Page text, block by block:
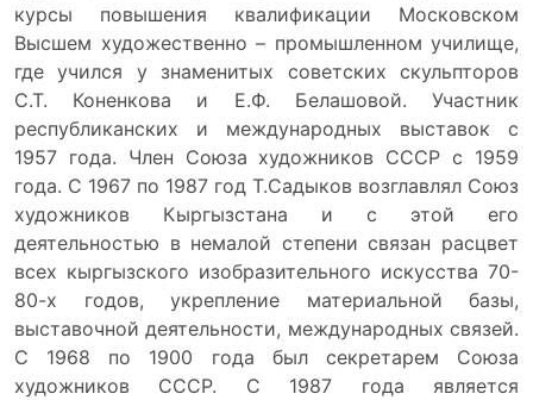
курсы повышения квалификации Московском
Высшем художественно – промышленном училище,
где учился у знаменитых советских скульпторов
С.Т. Коненкова и Е.Ф. Белашовой. Участник
республиканских и международных выставок с
1957 года. Член Союза художников СССР с 1959
года. С 1967 по 1987 год Т.Садыков возглавлял Союз
художников Кыргызстана и с этой его
деятельностью в немалой степени связан расцвет
всех кыргызского изобразительного искусства 70-
80-х годов, укрепление материальной базы,
выставочной деятельности, международных связей.
С 1968 по 1900 года был секретарем Союза
художников СССР. С 1987 года является